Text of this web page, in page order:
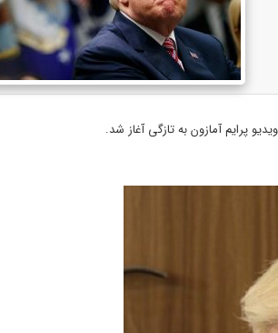
پرایم آمازون به تازگی آغاز شد.